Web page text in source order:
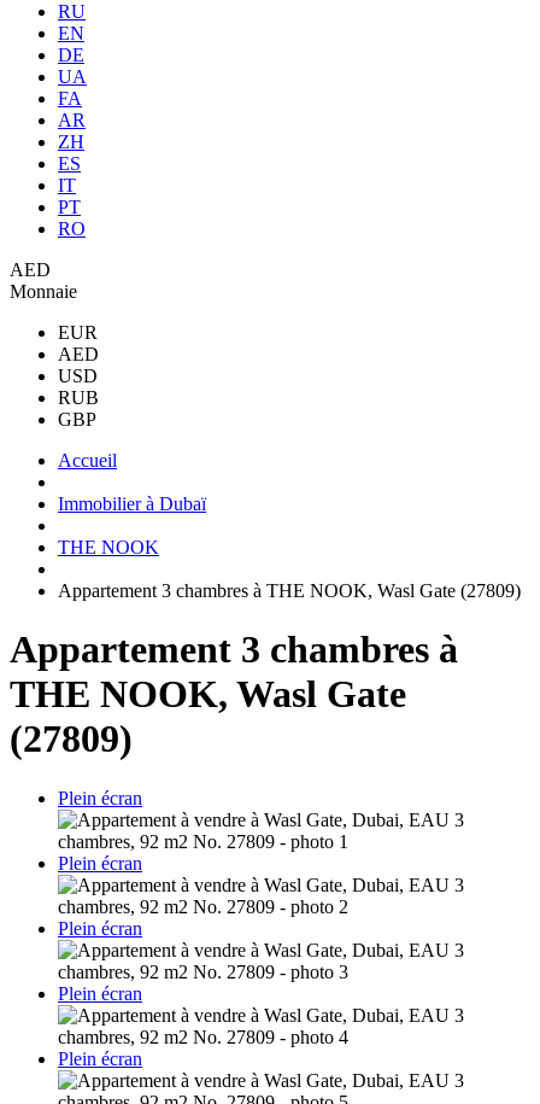
RU
EN
DE
UA
FA
AR
ZH
ES
IT
PT
RO
AED
Monnaie
EUR
AED
USD
RUB
GBP
Accueil
Immobilier à Dubaï
THE NOOK
Appartement 3 chambres à THE NOOK, Wasl Gate (27809)
Appartement 3 chambres à
THE NOOK, Wasl Gate
(27809)
Plein écran
Plein écran
Plein écran
Plein écran
Plein écran